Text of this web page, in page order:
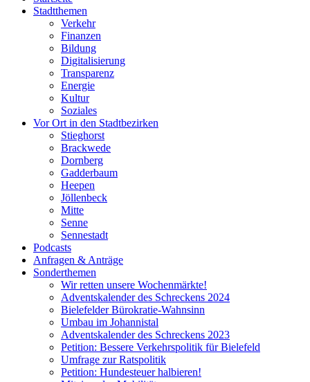
Stadtthemen
Verkehr
Finanzen
Bildung
Digitalisierung
Transparenz
Energie
Kultur
Soziales
Vor Ort in den Stadtbezirken
Stieghorst
Brackwede
Dornberg
Gadderbaum
Heepen
Jöllenbeck
Mitte
Senne
Sennestadt
Podcasts
Anfragen & Anträge
Sonderthemen
Wir retten unsere Wochenmärkte!
Adventskalender des Schreckens 2024
Bielefelder Bürokratie-Wahnsinn
Umbau im Johannistal
Adventskalender des Schreckens 2023
Petition: Bessere Verkehrspolitik für Bielefeld​​
Umfrage zur Ratspolitik
Petition: Hundesteuer halbieren!